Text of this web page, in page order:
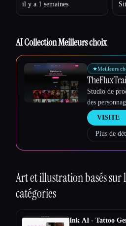
il y a 1 semaines
AI Collection Meilleurs choix
★Meilleurs
Studio de
des
des vidéos
VISITE
Plus de
Art et illustration basés sur
catégories
Ink AI - Tattoo